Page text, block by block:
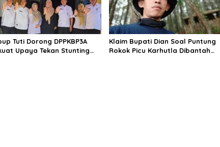
Tuti Dorong DPPKBP3A
Upaya Tekan Stunting
Klaim Bupati Dian Soal Puntung
Rokok Picu Karhutla Dibantah